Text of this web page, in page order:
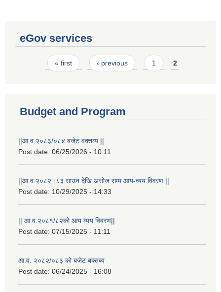
eGov services
Pages« first ‹ previous 1 2
Budget and Program
||आ.व.२०८३/०८४ बजेट वक्तव्य ||
Post date: 06/25/2026 - 10:11
||आ.व.२०८२।८३ साउन देखि असोज सम्म आय-व्यय विवरण ||
Post date: 10/29/2025 - 14:33
|| आ.व.२०८१/८२को आय व्यय विवरण||
Post date: 07/15/2025 - 11:11
आ.व. २०८२/०८३ को बजेट बक्तब्य
Post date: 06/24/2025 - 16:08